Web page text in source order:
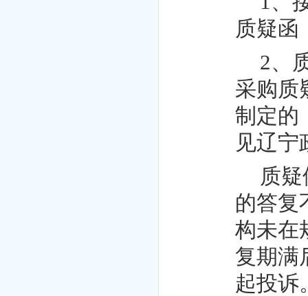
质疑函
2、
采购质
制定的
见辽宁
质
的答复
构未在
复期满
起投诉